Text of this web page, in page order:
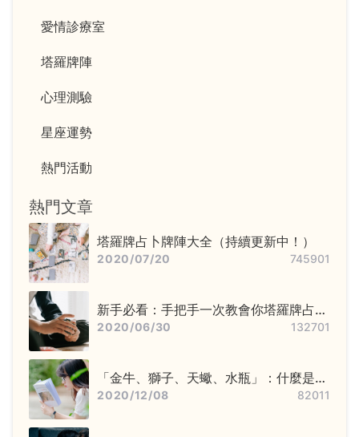
愛情診療室
塔羅牌陣
心理測驗
星座運勢
熱門活動
熱門文章
塔羅牌占卜牌陣大全（持續更新中！）
2020/07/20 745901
新手必看：手把手一次教會你塔羅牌占卜
步驟——洗牌＋切牌、抽牌、排牌陣！
2020/06/30 132701
「金牛、獅子、天蠍、水瓶」：什麼是固
定星座，他們又該怎麼追？
2020/12/08 82011